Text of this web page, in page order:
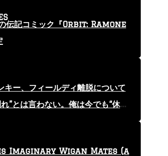
伝記コミック『Orbit: Ramone
キー、フィールディ離脱について
”とは言わない。俺は今でも“休
Imaginary Wigan Mates (a